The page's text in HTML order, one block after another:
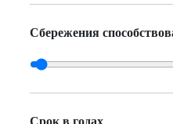
Сбережения
Срок в годах